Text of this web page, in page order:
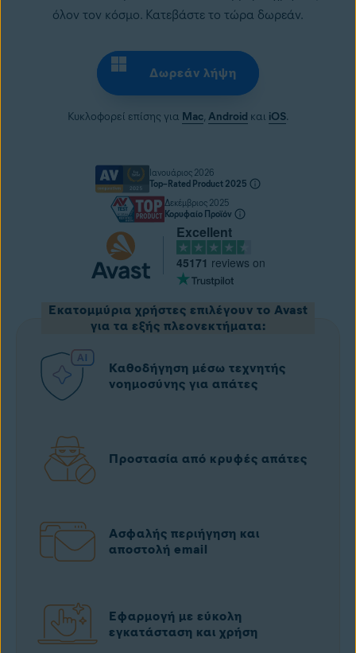
όλον τον κόσμο. Κατεβάστε το τώρα δωρεάν.
Δωρεάν λήψη
Κυκλοφορεί επίσης για Mac, Android και iOS.
Ιανουάριος 2026
Top–Rated Product 2025
Δεκέμβριος 2025
Κορυφαίο Προϊόν
Excellent
45171 reviews on
Εκατομμύρια χρήστες επιλέγουν το Avast
για τα εξής πλεονεκτήματα:
Καθοδήγηση μέσω τεχνητής
νοημοσύνης για απάτες
Προστασία από κρυφές απάτες
Ασφαλής περιήγηση και
αποστολή email
Εφαρμογή με εύκολη
εγκατάσταση και χρήση